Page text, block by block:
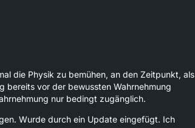
die Physik zu bemühen, an den Zeitpunkt, als
bereits vor der bewussten Wahrnehmung
nur bedingt zugänglich.
Wurde durch ein Update eingefügt. Ich